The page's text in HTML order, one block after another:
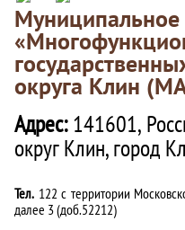
округа Клин
Адрес:141601,
округ Клин, город
Тел. 122 с территории
далее 3 (доб.52212)